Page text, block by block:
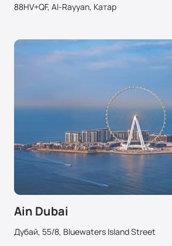
88HV+QF, Al-Rayyan, Катар
Ain Dubai
Дубай, 55/8, Bluewaters Island Street